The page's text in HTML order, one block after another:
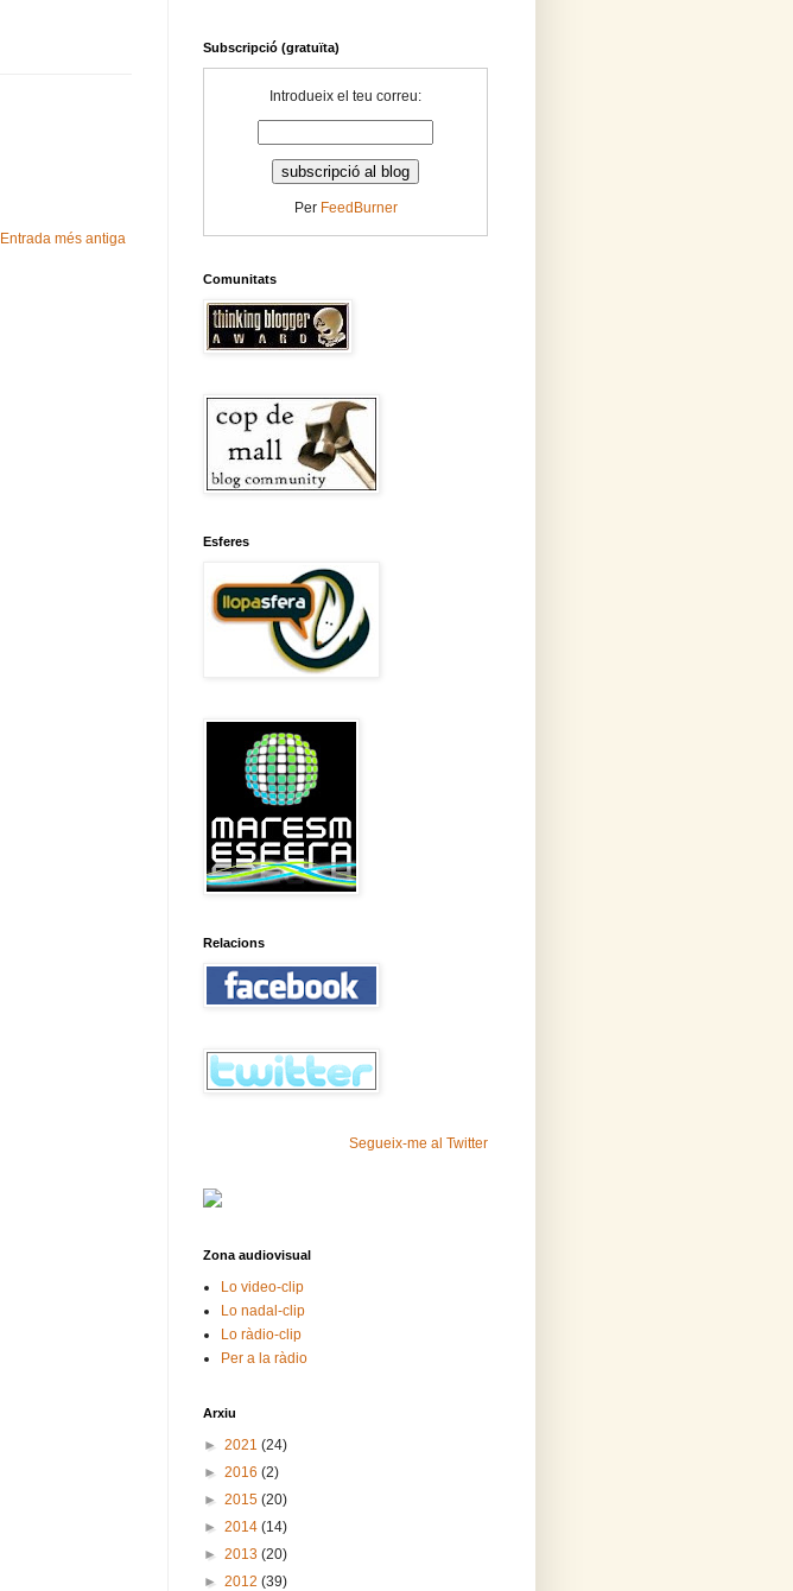
Entrada més antiga
Subscripció (gratuïta)
Introdueix el teu correu:
Per FeedBurner
Comunitats
Esferes
Relacions
Segueix-me al Twitter
Zona audiovisual
Lo video-clip
Lo nadal-clip
Lo ràdio-clip
Per a la ràdio
Arxiu
► 2021 (24)
► 2016 (2)
► 2015 (20)
► 2014 (14)
► 2013 (20)
► 2012 (39)